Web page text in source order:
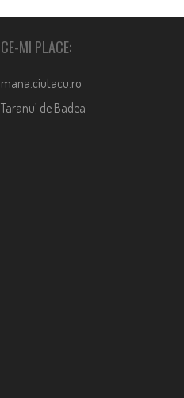
CE-MI PLACE:
mana.ciutacu.ro
Taranu’ de Badea